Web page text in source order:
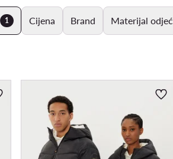
1 Cijena Brand Materijal